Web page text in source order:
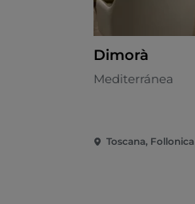
Dimorà
Mediterránea
Toscana, Follonica